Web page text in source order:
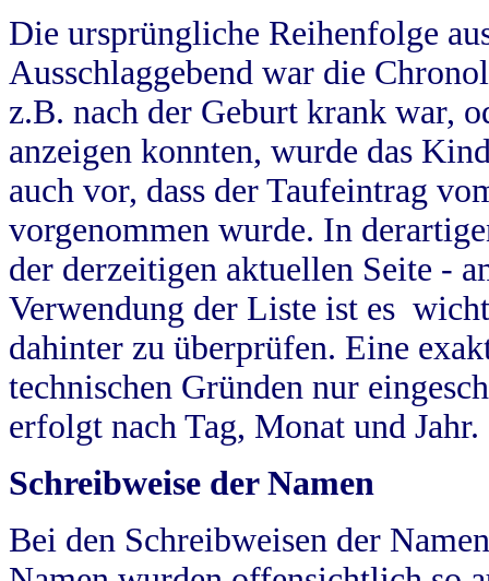
Die ursprüngliche Reihenfolge
Ausschlaggebend war die
z.B. nach der Geburt krank war,
anzeigen konnten, wurde das
auch vor, dass der Taufeintrag
vorgenommen wurde. In
der derzeitigen aktuellen Seite -
Verwendung der Liste ist es
dahinter zu überprüfen. Eine
technischen Gründen nur
erfolgt nach Tag, Monat und Jahr.
Schreibweise der Namen
Bei den Schreibweisen der